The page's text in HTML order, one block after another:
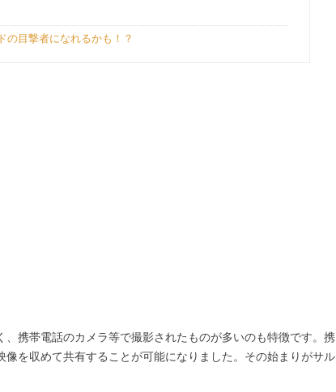
の目撃者になれるかも！？
携帯電話のカメラ等で撮影されたものが多いのも特徴です。携
を収めて共有することが可能になりました。その始まりがサル